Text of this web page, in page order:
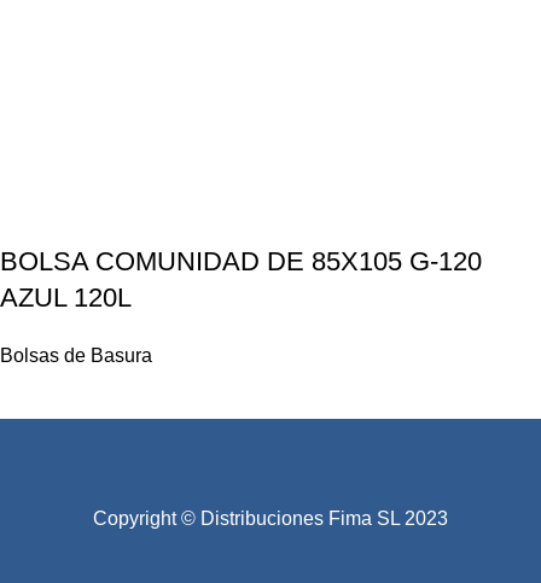
BOLSA COMUNIDAD DE 85X105 G-120
AZUL 120L
Bolsas de Basura
Copyright © Distribuciones Fima SL 2023